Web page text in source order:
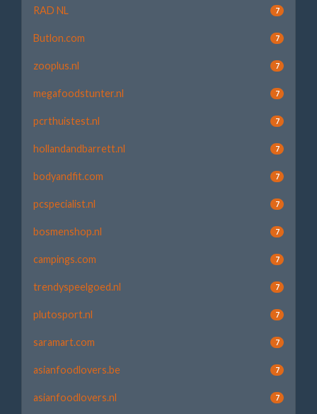
RAD NL 7
Butlon.com 7
zooplus.nl 7
megafoodstunter.nl 7
pcrthuistest.nl 7
hollandandbarrett.nl 7
bodyandfit.com 7
pcspecialist.nl 7
bosmenshop.nl 7
campings.com 7
trendyspeelgoed.nl 7
plutosport.nl 7
saramart.com 7
asianfoodlovers.be 7
asianfoodlovers.nl 7